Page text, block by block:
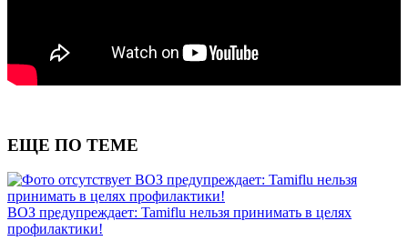
ЕЩЕ ПО ТЕМЕ
ВОЗ предупреждает: Tamiflu нельзя
принимать в целях профилактики!
ВОЗ предупреждает: Tamiflu нельзя принимать в целях
профилактики!